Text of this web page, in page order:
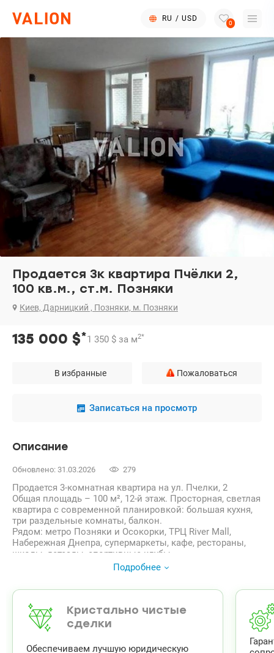
RU / USD
0
Продается 3к квартира Пчёлки 2,
100 кв.м., ст.м. Позняки
Киев, Дарницкий , Позняки, м. Позняки
135 000 $*1 350 $ за м2*
В избранные Пожаловаться
Записаться на просмотр
Описание
Обновлено: 31.03.2026 279
Продается 3-комнатная квартира на ул. Пчелки, 2
Общая площадь – 100 м², 12-й этаж. Просторная, светлая
квартира с современной планировкой: большая кухня,
три раздельные комнаты, балкон.
Рядом: метро Позняки и Осокорки, ТРЦ River Mall,
Набережная Днепра, супермаркеты, кафе, рестораны,
школы, детсады, спортивные клубы.
Подробнее
Кристально чистые
сделки
Обеспечиваем лучшую юридическую